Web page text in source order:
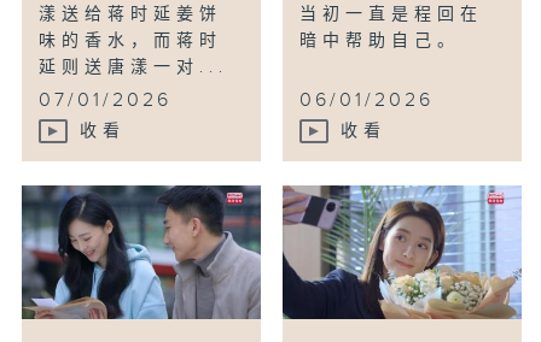
漾送给蒋时延姜饼
味的香水，而蒋时
延则送唐漾一对...
07/01/2026
收看
当初一直是程回在
暗中帮助自己。
06/01/2026
收看